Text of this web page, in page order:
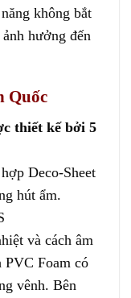
không bắt
hưởng đến
Quốc
thiết kế bởi 5
Deco-Sheet
hút ẩm.
và cách âm
PVC Foam có
vênh. Bên